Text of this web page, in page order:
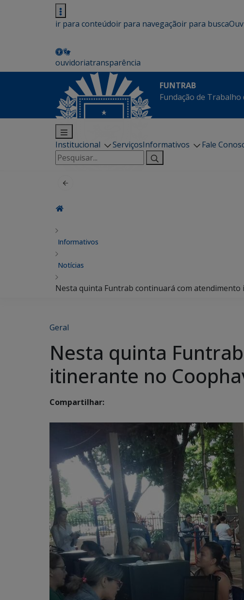
ir para conteúdoir para navegaçãoir para busca
ouvidoriatransparência
FUNTRAB
Fundação de
Institucional ServiçosInformativos
Fale
Pesquisar
por:
Informativos
Notícias
Nesta quinta Funtrab continuará com
Geral
Nesta quinta
itinerante no
Compartilhar: